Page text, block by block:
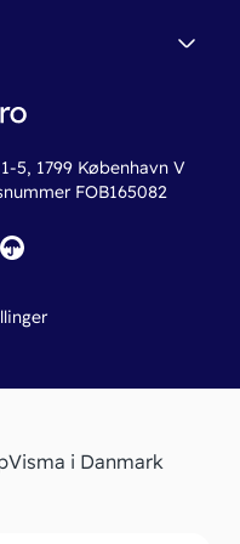
5, 1799 København V
FOB165082
Visma i Danmark